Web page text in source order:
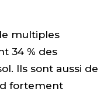
multiples
34 % des
Ils sont aussi de
fortement